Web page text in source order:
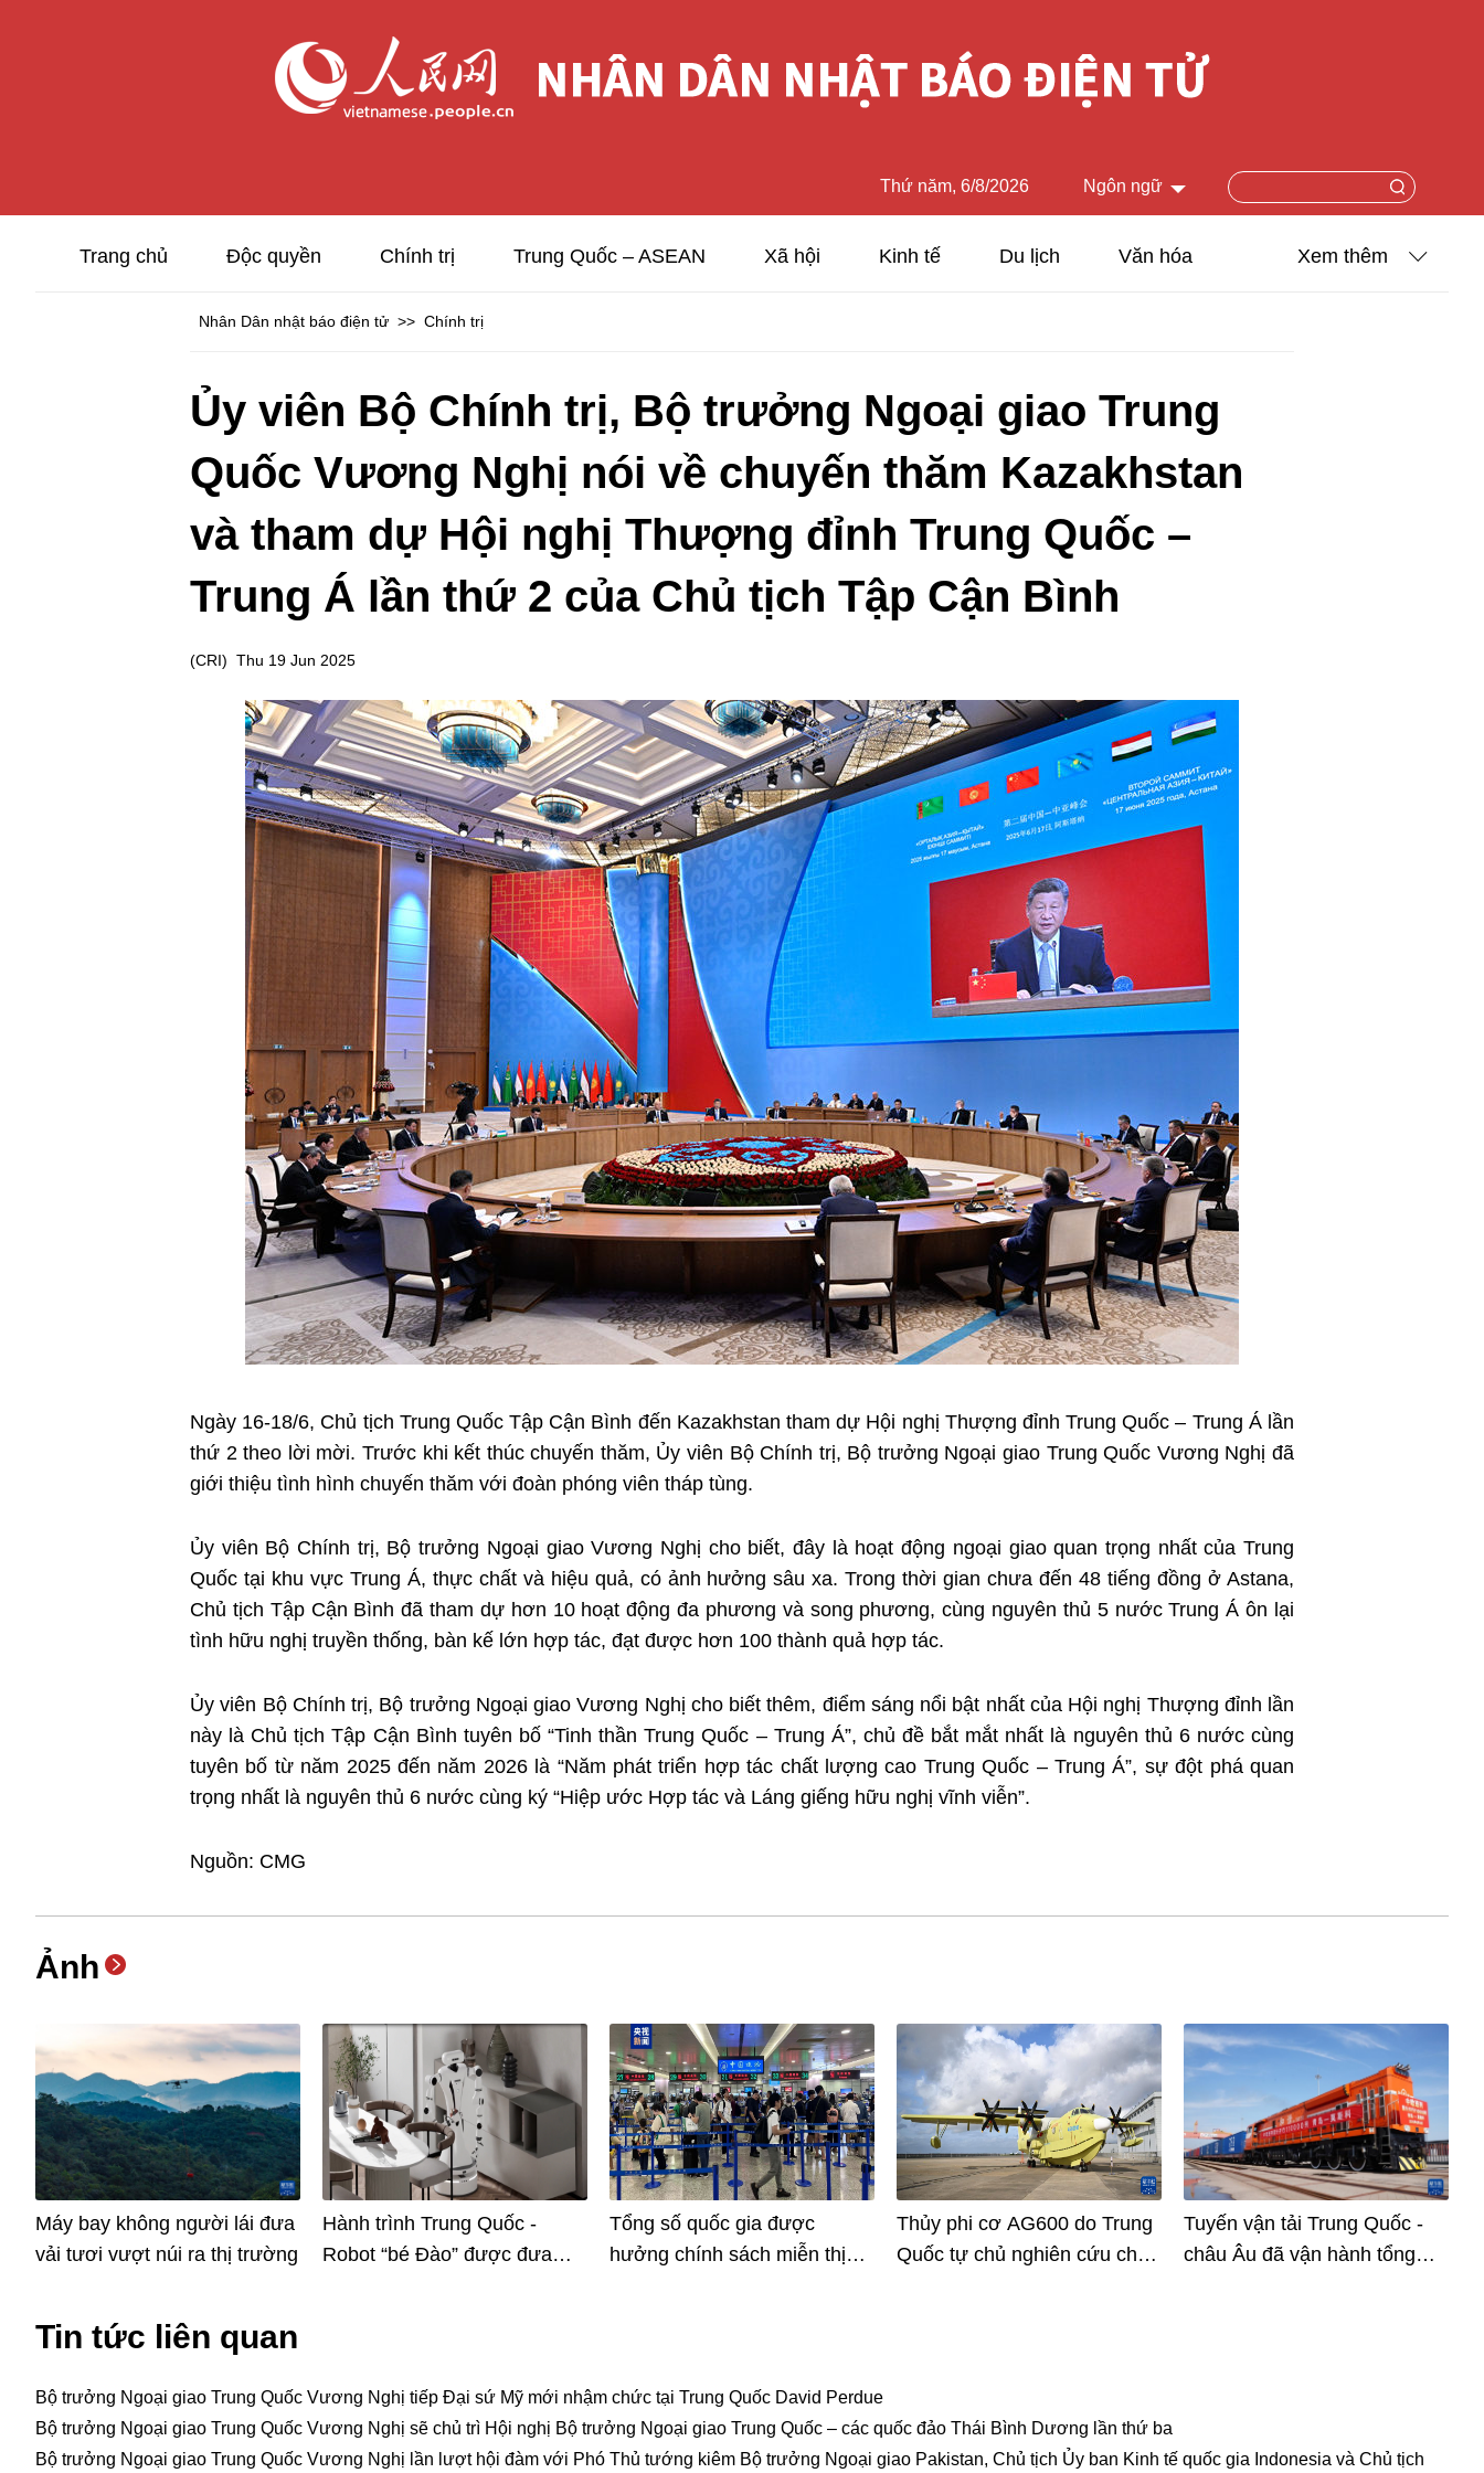
Ngôn ngữ
Español
Русский
عربي
Deutsch
Kiswahili
Italiano
Қазақ тілі
ภาษาไทย
Bahasa Melayu
Ελληνικά
Tiếng Việt
اردو
Thứ năm, 6/8/2026
Trang chủ Độc quyền Chính trị Trung Quốc – ASEAN Xã hội Kinh tế Du lịch Văn hóa Xem thêm
Nhân Dân nhật báo điện tử >> Chính trị
Ủy viên Bộ Chính trị, Bộ trưởng Ngoại giao Trung
Quốc Vương Nghị nói về chuyến thăm Kazakhstan
và tham dự Hội nghị Thượng đỉnh Trung Quốc –
Trung Á lần thứ 2 của Chủ tịch Tập Cận Bình
(CRI) Thu 19 Jun 2025
Ngày 16-18/6, Chủ tịch Trung Quốc Tập Cận Bình đến Kazakhstan tham dự Hội nghị Thượng đỉnh Trung Quốc – Trung Á lần
thứ 2 theo lời mời. Trước khi kết thúc chuyến thăm, Ủy viên Bộ Chính trị, Bộ trưởng Ngoại giao Trung Quốc Vương Nghị đã
giới thiệu tình hình chuyến thăm với đoàn phóng viên tháp tùng.
Ủy viên Bộ Chính trị, Bộ trưởng Ngoại giao Vương Nghị cho biết, đây là hoạt động ngoại giao quan trọng nhất của Trung
Quốc tại khu vực Trung Á, thực chất và hiệu quả, có ảnh hưởng sâu xa. Trong thời gian chưa đến 48 tiếng đồng ở Astana,
Chủ tịch Tập Cận Bình đã tham dự hơn 10 hoạt động đa phương và song phương, cùng nguyên thủ 5 nước Trung Á ôn lại
tình hữu nghị truyền thống, bàn kế lớn hợp tác, đạt được hơn 100 thành quả hợp tác.
Ủy viên Bộ Chính trị, Bộ trưởng Ngoại giao Vương Nghị cho biết thêm, điểm sáng nổi bật nhất của Hội nghị Thượng đỉnh lần
này là Chủ tịch Tập Cận Bình tuyên bố “Tinh thần Trung Quốc – Trung Á”, chủ đề bắt mắt nhất là nguyên thủ 6 nước cùng
tuyên bố từ năm 2025 đến năm 2026 là “Năm phát triển hợp tác chất lượng cao Trung Quốc – Trung Á”, sự đột phá quan
trọng nhất là nguyên thủ 6 nước cùng ký “Hiệp ước Hợp tác và Láng giếng hữu nghị vĩnh viễn”.
Nguồn: CMG
Ảnh
Máy bay không người lái đưa
vải tươi vượt núi ra thị trường
Hành trình Trung Quốc -
Robot “bé Đào” được đưa
Tổng số quốc gia được
hưởng chính sách miễn thị
Thủy phi cơ AG600 do Trung
Quốc tự chủ nghiên cứu chế
Tuyến vận tải Trung Quốc -
châu Âu đã vận hành tổng
Tin tức liên quan
Bộ trưởng Ngoại giao Trung Quốc Vương Nghị tiếp Đại sứ Mỹ mới nhậm chức tại Trung Quốc David Perdue
Bộ trưởng Ngoại giao Trung Quốc Vương Nghị sẽ chủ trì Hội nghị Bộ trưởng Ngoại giao Trung Quốc – các quốc đảo Thái Bình Dương lần thứ ba
Bộ trưởng Ngoại giao Trung Quốc Vương Nghị lần lượt hội đàm với Phó Thủ tướng kiêm Bộ trưởng Ngoại giao Pakistan, Chủ tịch Ủy ban Kinh tế quốc gia Indonesia và Chủ tịch